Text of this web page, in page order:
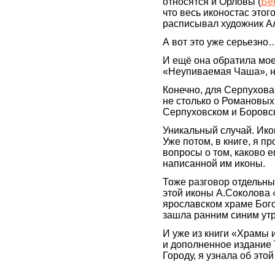
что весь иконостас
расписывал художник
А вот это уже
И ещё она обратила
«Неупиваемая Чаша»,
Конечно, для
не столько о
Серпуховском и
Уникальный случай.
Уже потом, в книге, я
вопросы о том, каково
написанной им иконы.
Тоже разговор
этой иконы А.Соколова
ярославском храме
зашла ранним синим
И уже из книги «Храмы
и дополненное
Городу, я узнала об